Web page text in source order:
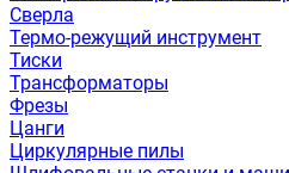
Сверла
Термо-режущий инструмент
Тиски
Трансформаторы
Фрезы
Цанги
Циркулярные пилы